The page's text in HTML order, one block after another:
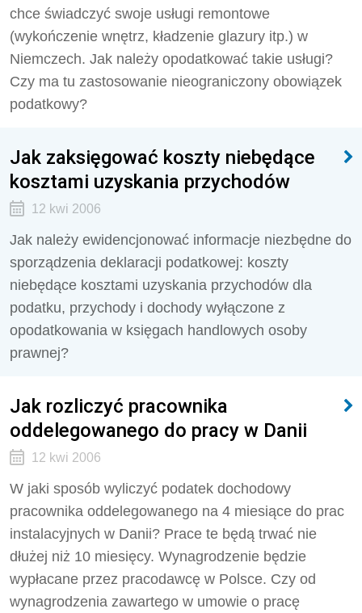
chce świadczyć swoje usługi remontowe
(wykończenie wnętrz, kładzenie glazury itp.) w
Niemczech. Jak należy opodatkować takie usługi?
Czy ma tu zastosowanie nieograniczony obowiązek
podatkowy?
Jak zaksięgować koszty niebędące
kosztami uzyskania przychodów
12 kwi 2006
Jak należy ewidencjonować informacje niezbędne do
sporządzenia deklaracji podatkowej: koszty
niebędące kosztami uzyskania przychodów dla
podatku, przychody i dochody wyłączone z
opodatkowania w księgach handlowych osoby
prawnej?
Jak rozliczyć pracownika
oddelegowanego do pracy w Danii
12 kwi 2006
W jaki sposób wyliczyć podatek dochodowy
pracownika oddelegowanego na 4 miesiące do prac
instalacyjnych w Danii? Prace te będą trwać nie
dłużej niż 10 miesięcy. Wynagrodzenie będzie
wypłacane przez pracodawcę w Polsce. Czy od
wynagrodzenia zawartego w umowie o pracę